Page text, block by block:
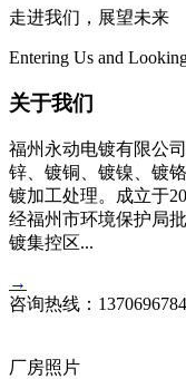
走进我们，展望未来
Entering Us and
关于我们
福州永动电镀有限公
锌、镀铜、镀镍、镀
镀加工处理。成立于
经福州市环境保护局
镀集控区...
→
咨询热线：
厂房照片